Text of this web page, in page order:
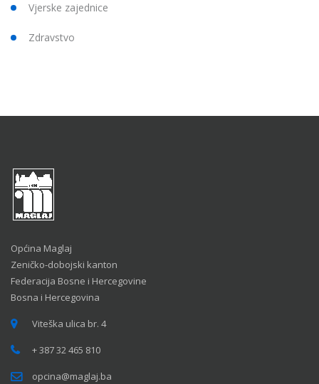
Vjerske zajednice
Zdravstvo
Općina Maglaj
Zeničko-dobojski kanton
Federacija Bosne i Hercegovine
Bosna i Hercegovina
Viteška ulica br. 4
+ 387 32 465 810
opcina@maglaj.ba